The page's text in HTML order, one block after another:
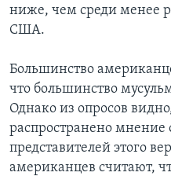
ниже, чем среди менее
США.
Большинство
что большинство
Однако из опросов
распространено мнение
представителей этого
американцев считают,